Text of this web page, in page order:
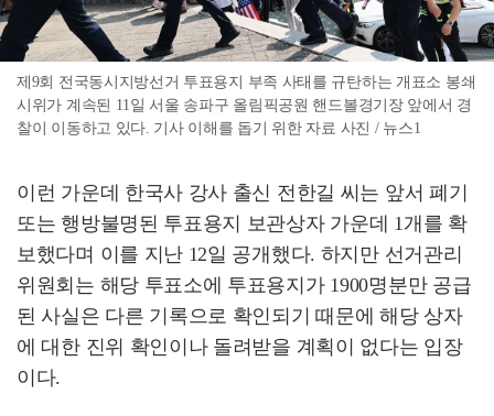
제9회 전국동시지방선거 투표용지 부족 사태를 규탄하는 개표소 봉쇄
시위가 계속된 11일 서울 송파구 올림픽공원 핸드볼경기장 앞에서 경
찰이 이동하고 있다. 기사 이해를 돕기 위한 자료 사진 / 뉴스1
이런 가운데 한국사 강사 출신 전한길 씨는 앞서 폐기
또는 행방불명된 투표용지 보관상자 가운데 1개를 확
보했다며 이를 지난 12일 공개했다. 하지만 선거관리
위원회는 해당 투표소에 투표용지가 1900명분만 공급
된 사실은 다른 기록으로 확인되기 때문에 해당 상자
에 대한 진위 확인이나 돌려받을 계획이 없다는 입장
이다.